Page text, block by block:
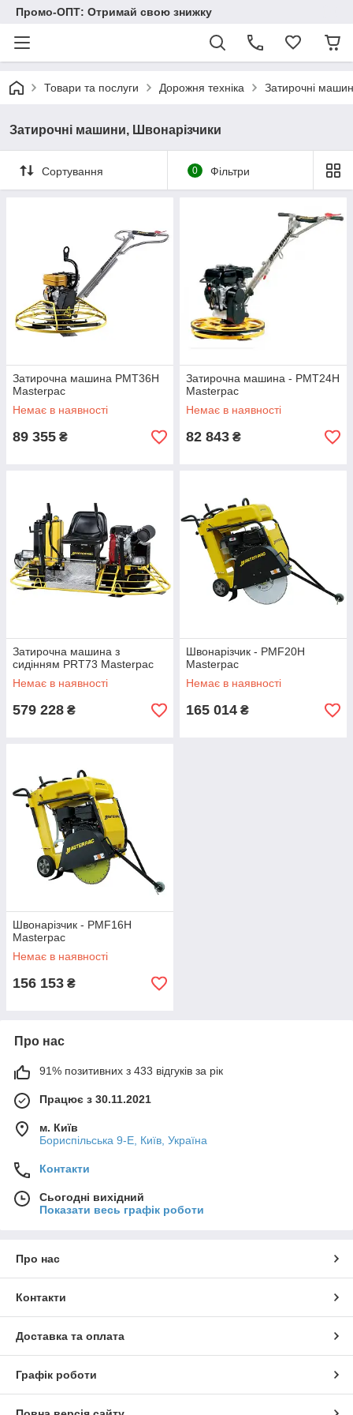
Промо-ОПТ: Отримай свою знижку
Товари та послуги Дорожня техніка Затирочні
Затирочні машини, Швонарізчики
Сортування 0 Фільтри
Затирочна машина РМТ36Н
Masterpac
Немає в наявності
89 355 ₴
Затирочна машина - PMT24H
Masterpac
Немає в наявності
82 843 ₴
Затирочна машина з
сидінням PRT73 Masterpac
Немає в наявності
579 228 ₴
Швонарізчик - PMF20H
Masterpac
Немає в наявності
165 014 ₴
Швонарізчик - PMF16H
Masterpac
Немає в наявності
156 153 ₴
Про нас
91% позитивних з 433 відгуків за рік
Працює з 30.11.2021
м. Київ
Бориспільська 9-Е, Київ, Україна
Контакти
Сьогодні вихідний
Показати весь графік роботи
Про нас
Контакти
Доставка та оплата
Графік роботи